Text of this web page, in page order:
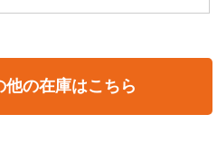
他の在庫はこちら